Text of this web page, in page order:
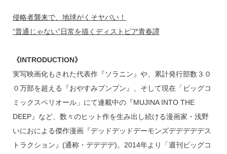
侵略者襲来で、地球がくそヤバい！
“普通じゃない”日常を描くディストピア青春譚
《INTRODUCTION》
実写映画化もされた代表作『ソラニン』や、累計発行部数３０
０万部を超える『おやすみプンプン』、そして現在「ビッグコ
ミックスペリオール」にて連載中の『MUJINA INTO THE
DEEP』など、数々のヒット作を生み出し続ける漫画家・浅野
いにおによる傑作漫画『デッドデッドデーモンズデデデデデス
トラクション』(通称・デデデデ)。2014年より「週刊ビッグコ